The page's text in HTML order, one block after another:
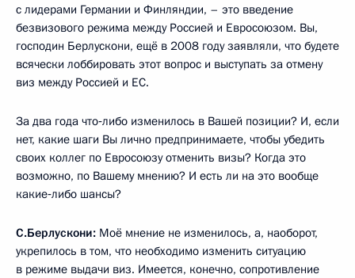
с лидерами Германии и Финляндии, – это введение
безвизового режима между Россией и Евросоюзом. Вы,
господин Берлускони, ещё в 2008 году заявляли, что будете
всячески лоббировать этот вопрос и выступать за отмену
виз между Россией и ЕС.
За два года что‑либо изменилось в Вашей позиции? И, если
нет, какие шаги Вы лично предпринимаете, чтобы убедить
своих коллег по Евросоюзу отменить визы? Когда это
возможно, по Вашему мнению? И есть ли на это вообще
какие‑либо шансы?
С.Берлускони: Моё мнение не изменилось, а, наоборот,
укрепилось в том, что необходимо изменить ситуацию
в режиме выдачи виз. Имеется, конечно, сопротивление